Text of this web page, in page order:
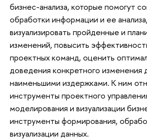
бизнес-анализа, которые помогут
обработки информации и ее анализа,
визуализировать пройденные и
изменений, повысить
проектных команд, оценить
доведения конкретного изменения
наименьшими издержками. К ним
инструменты проектного
моделирования и визуализации
инструменты формирования,
визуализации данных.